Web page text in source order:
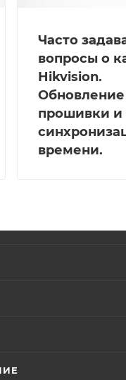
Часто
вопросы о
Hikvision.
Обновление
прошивки и
времени.